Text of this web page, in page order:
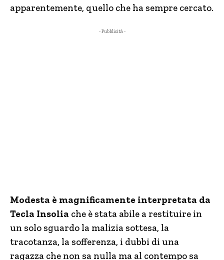
apparentemente, quello che ha sempre cercato.
- Pubblicità -
Modesta è magnificamente interpretata da
Tecla Insolia che è stata abile a restituire in
un solo sguardo la malizia sottesa, la
tracotanza, la sofferenza, i dubbi di una
ragazza che non sa nulla ma al contempo sa